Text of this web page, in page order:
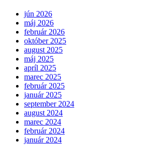
jún 2026
máj 2026
február 2026
október 2025
august 2025
máj 2025
apríl 2025
marec 2025
február 2025
január 2025
september 2024
august 2024
marec 2024
február 2024
január 2024